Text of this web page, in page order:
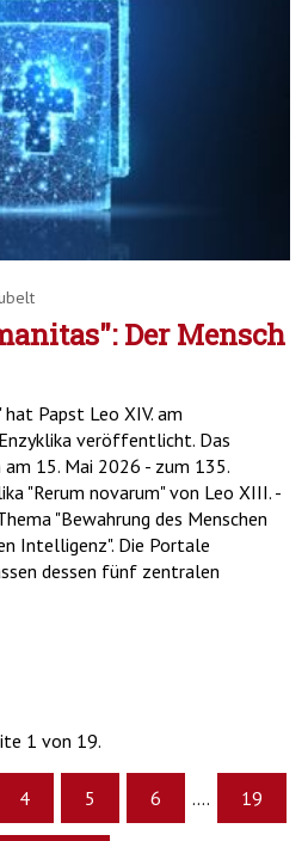
Der Mensch
Papst Leo XIV. am
veröffentlicht. Das
15. Mai 2026 - zum 135.
"Rerum novarum" von Leo XIII. -
"Bewahrung des Menschen
Intelligenz". Die Portale
dessen fünf zentralen
1 von 19.
4 5 6 .... 19